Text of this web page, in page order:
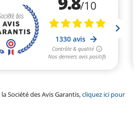
Société des Avis Garantis,cliquez ici pour